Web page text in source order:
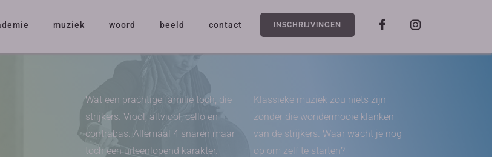
muziek woord beeld contact INSCHRIJVINGEN
Wat een prachtige familie toch, die
strijkers. Viool, altviool, cello en
contrabas. Allemaal 4 snaren maar
toch een uiteenlopend karakter.
Klassieke muziek zou niets zijn
zonder die wondermooie klanken
van de strijkers. Waar wacht je nog
op om zelf te starten?